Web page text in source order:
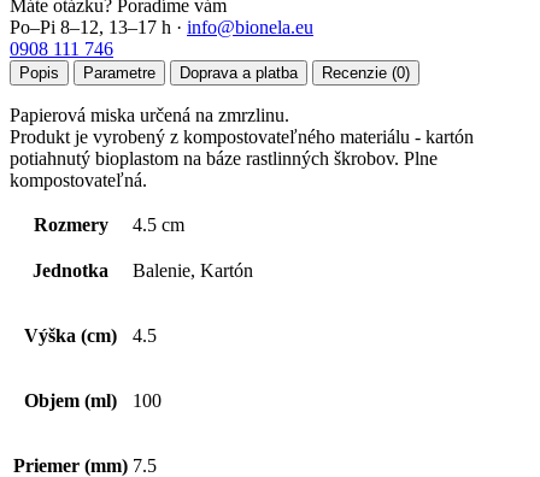
Máte otázku? Poradíme vám
Po–Pi 8–12, 13–17 h · info@bionela.eu
0908 111 746
Popis Parametre Doprava a platba Recenzie (0)
Papierová miska určená na zmrzlinu.
Produkt je vyrobený z kompostovateľného materiálu - kartón
potiahnutý bioplastom na báze rastlinných škrobov. Plne
kompostovateľná.
Rozmery 4.5 cm
Jednotka Balenie, Kartón
Výška (cm) 4.5
Objem (ml) 100
Priemer (mm) 7.5